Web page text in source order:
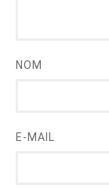
NOM
E-MAIL